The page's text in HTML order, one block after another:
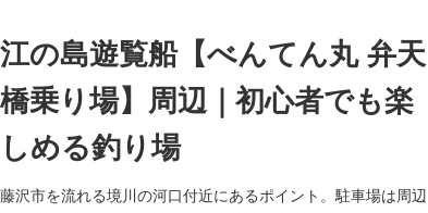
江の島遊覧船【べんてん丸 弁天
橋乗り場】周辺｜初心者でも楽
しめる釣り場
藤沢市を流れる境川の河口付近にあるポイント。駐車場は周辺